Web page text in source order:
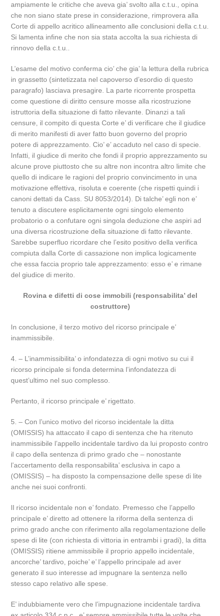
ampiamente le critiche che aveva gia’ svolto alla c.t.u., opina
che non siano state prese in considerazione, rimprovera alla
Corte di appello acritico allineamento alle conclusioni della c.t.u.
Si lamenta infine che non sia stata accolta la sua richiesta di
rinnovo della c.t.u..
L’esame del motivo conferma cio’ che gia’ la lettura della rubrica
in grassetto (sintetizzata nel capoverso d’esordio di questo
paragrafo) lasciava presagire. La parte ricorrente prospetta
come questione di diritto censure mosse alla ricostruzione
istruttoria della situazione di fatto rilevante. Dinanzi a tali
censure, il compito di questa Corte e’ di verificare che il giudice
di merito manifesti di aver fatto buon governo del proprio
potere di apprezzamento. Cio’ e’ accaduto nel caso di specie.
Infatti, il giudice di merito che fondi il proprio apprezzamento su
alcune prove piuttosto che su altre non incontra altro limite che
quello di indicare le ragioni del proprio convincimento in una
motivazione effettiva, risoluta e coerente (che rispetti quindi i
canoni dettati da Cass. SU 8053/2014). Di talche’ egli non e’
tenuto a discutere esplicitamente ogni singolo elemento
probatorio o a confutare ogni singola deduzione che aspiri ad
una diversa ricostruzione della situazione di fatto rilevante.
Sarebbe superfluo ricordare che l’esito positivo della verifica
compiuta dalla Corte di cassazione non implica logicamente
che essa faccia proprio tale apprezzamento: esso e’ e rimane
del giudice di merito.
Rovina e difetti di cose immobili (responsabilita’ del
costruttore)
In conclusione, il terzo motivo del ricorso principale e’
inammissibile.
4. – L’inammissibilita’ o infondatezza di ogni motivo su cui il
ricorso principale si fonda determina l’infondatezza di
quest’ultimo nel suo complesso.
Pertanto, il ricorso principale e’ rigettato.
5. – Con l’unico motivo del ricorso incidentale la ditta
(OMISSIS) ha attaccato il capo di sentenza che ha ritenuto
inammissibile l’appello incidentale tardivo da lui proposto contro
il capo della sentenza di primo grado che – nonostante
l’accertamento della responsabilita’ esclusiva in capo a
(OMISSIS) – ha disposto la compensazione delle spese di lite
anche nei suoi confronti.
Il ricorso incidentale non e’ fondato. Premesso che l’appello
principale e’ diretto ad ottenere la riforma della sentenza di
primo grado anche con riferimento alla regolamentazione delle
spese di lite (con richiesta di vittoria in entrambi i gradi), la ditta
(OMISSIS) ritiene ammissibile il proprio appello incidentale,
ancorche’ tardivo, poiche’ e’ l’appello principale ad aver
generato il suo interesse ad impugnare la sentenza nello
stesso capo relativo alle spese.
E’ indubbiamente vero che l’impugnazione incidentale tardiva